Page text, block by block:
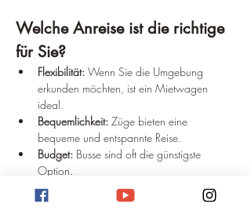
Welche Anreise ist die richtige
für Sie?
Flexibilität: Wenn Sie die Umgebung
erkunden möchten, ist ein Mietwagen
ideal.
Bequemlichkeit: Züge bieten eine
bequeme und entspannte Reise.
Budget: Busse sind oft die günstigste
Option.
Tipps für die Anreise